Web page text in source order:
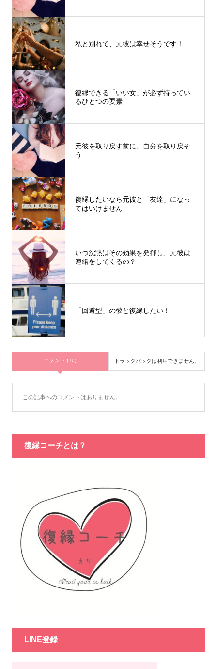
私と別れて、元彼は幸せそうです！
復縁できる「いい女」が必ず持ってい
るひとつの要素
元彼を取り戻す前に、自分を取り戻そ
う
復縁したいなら元彼と「友達」になっ
てはいけません
いつ沈黙はその効果を発揮し、元彼は
連絡をしてくるの？
「回避型」の彼と復縁したい！
コメント ( 0 ) トラックバックは利用できません。
この記事へのコメントはありません。
復縁コーチとは？
LINE登録